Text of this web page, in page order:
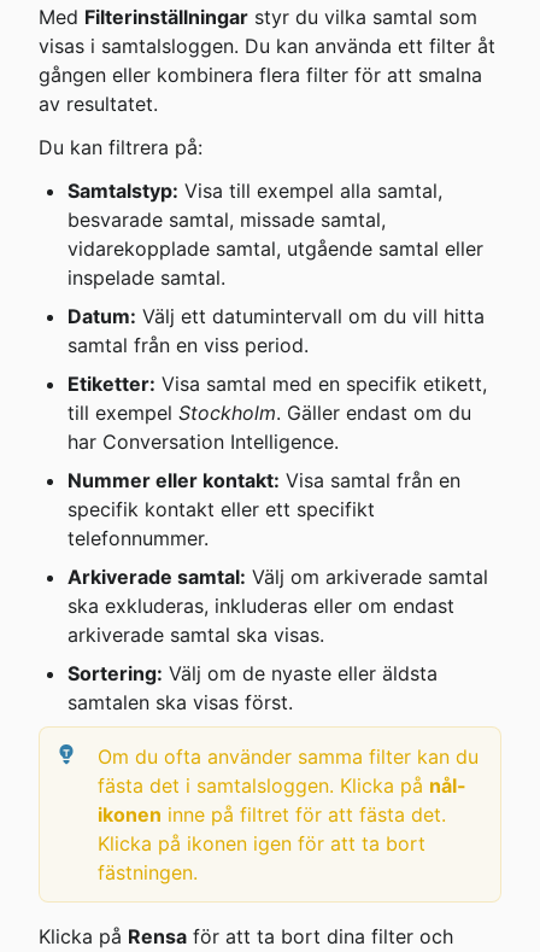
Med Filterinställningar styr du vilka samtal som
visas i samtalsloggen. Du kan använda ett filter åt
gången eller kombinera flera filter för att smalna
av resultatet.
Du kan filtrera på:
Samtalstyp: Visa till exempel alla samtal,
besvarade samtal, missade samtal,
vidarekopplade samtal, utgående samtal eller
inspelade samtal.
Datum: Välj ett datumintervall om du vill hitta
samtal från en viss period.
Etiketter: Visa samtal med en specifik etikett,
till exempel Stockholm. Gäller endast om du
har Conversation Intelligence.
Nummer eller kontakt: Visa samtal från en
specifik kontakt eller ett specifikt
telefonnummer.
Arkiverade samtal: Välj om arkiverade samtal
ska exkluderas, inkluderas eller om endast
arkiverade samtal ska visas.
Sortering: Välj om de nyaste eller äldsta
samtalen ska visas först.
Om du ofta använder samma filter kan du
fästa det i samtalsloggen. Klicka på nål-
ikonen inne på filtret för att fästa det.
Klicka på ikonen igen för att ta bort
fästningen.
Klicka på Rensa för att ta bort dina filter och